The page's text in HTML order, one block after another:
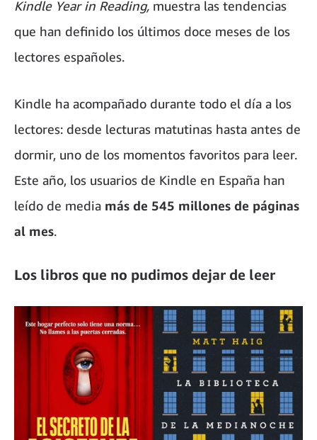
Kindle Year in Reading, muestra las tendencias
que han definido los últimos doce meses de los
lectores españoles.
Kindle ha acompañado durante todo el día a los
lectores: desde lecturas matutinas hasta antes de
dormir, uno de los momentos favoritos para leer.
Este año, los usuarios de Kindle en España han
leído de media más de 545 millones de páginas
al mes.
Los libros que no pudimos dejar de leer